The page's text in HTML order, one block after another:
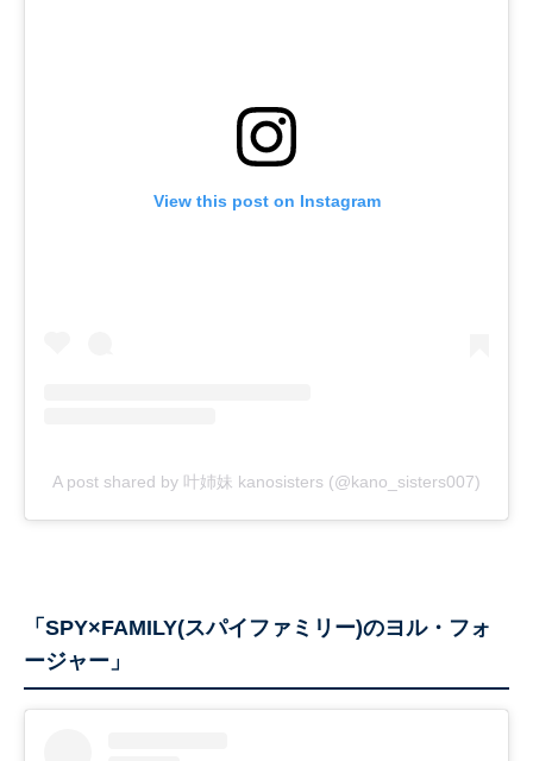
View this post on Instagram
A post shared by 叶姉妹 kanosisters (@kano_sisters007)
「SPY×FAMILY(スパイファミリー)のヨル・フォ
ージャー」